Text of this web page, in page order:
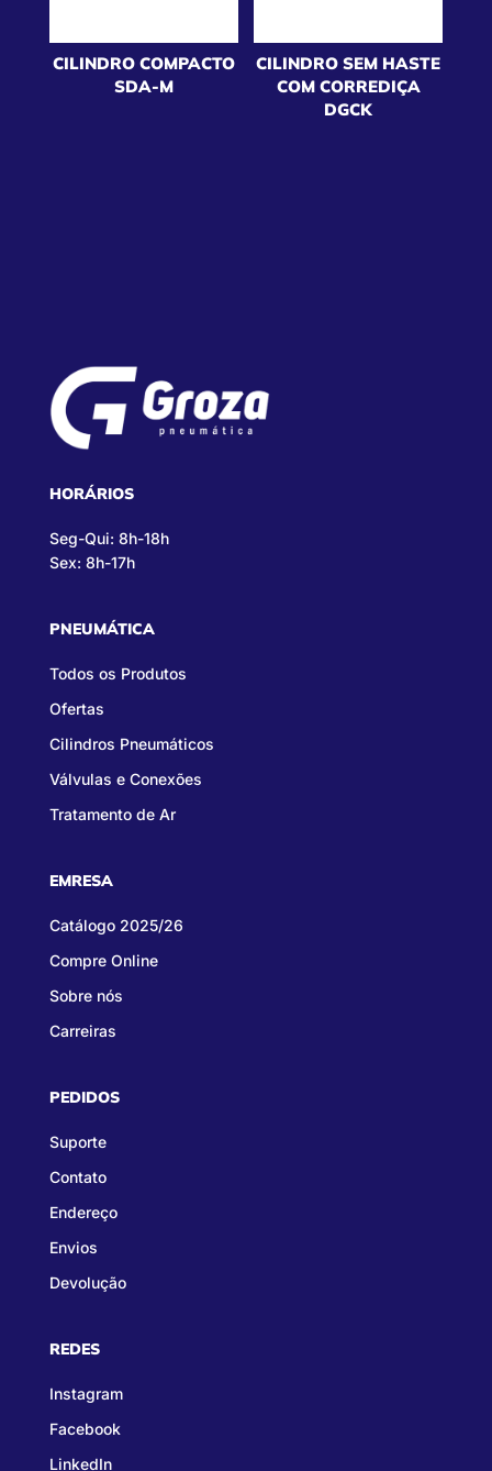
CILINDRO COMPACTO
SDA-M
CILINDRO SEM HASTE
COM CORREDIÇA
DGCK
HORÁRIOS
Seg-Qui: 8h-18h
Sex: 8h-17h
PNEUMÁTICA
Todos os Produtos
Ofertas
Cilindros Pneumáticos
Válvulas e Conexões
Tratamento de Ar
EMRESA
Catálogo 2025/26
Compre Online
Sobre nós
Carreiras
PEDIDOS
Suporte
Contato
Endereço
Envios
Devolução
REDES
Instagram
Facebook
LinkedIn